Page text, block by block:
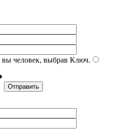
человек, выбрав Ключ.